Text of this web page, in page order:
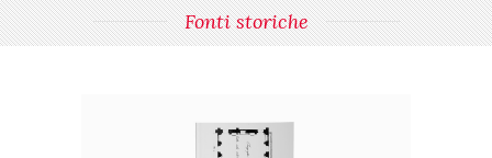
Fonti storiche